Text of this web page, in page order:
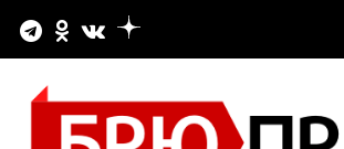
содержимому
БРЮПРЕСС
Официальный сайт газеты